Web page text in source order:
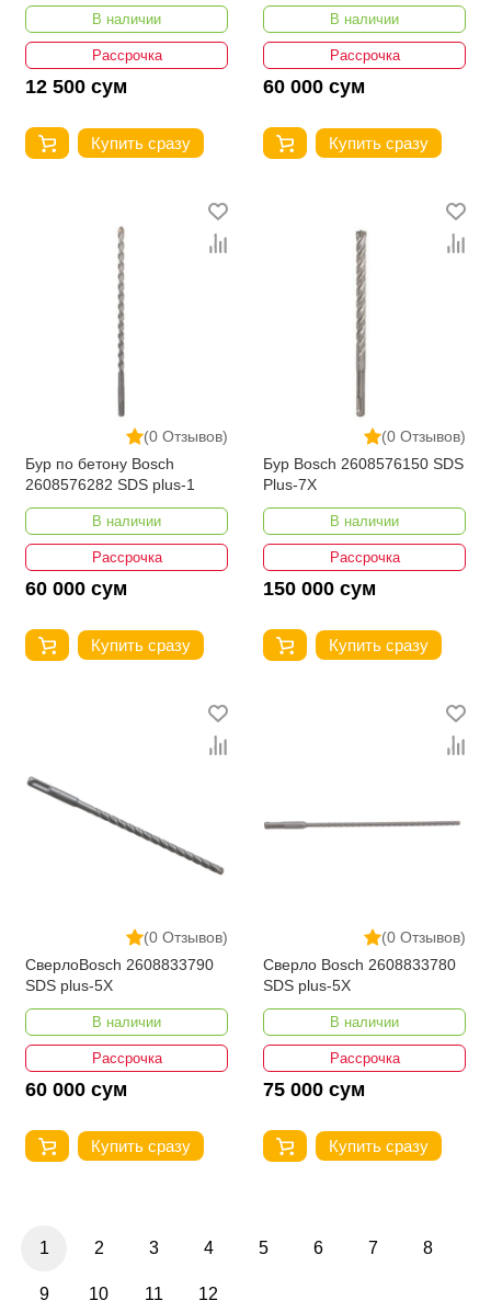
HHAST12111 (11 мм; 1/2")
В наличии
Рассрочка
12 500 сум
Купить сразу
В наличии
Рассрочка
60 000 сум
Купить сразу
(0 Отзывов)
Бур по бетону Bosch
2608576282 SDS plus-1
В наличии
Рассрочка
60 000 сум
Купить сразу
(0 Отзывов)
Бур Bosch 2608576150 SDS
Plus-7X
В наличии
Рассрочка
150 000 сум
Купить сразу
(0 Отзывов)
СверлоBosch 2608833790
SDS plus-5X
В наличии
Рассрочка
60 000 сум
Купить сразу
(0 Отзывов)
Сверло Bosch 2608833780
SDS plus-5X
В наличии
Рассрочка
75 000 сум
Купить сразу
1 2 3 4 5 6 7 8
9 10 11 12